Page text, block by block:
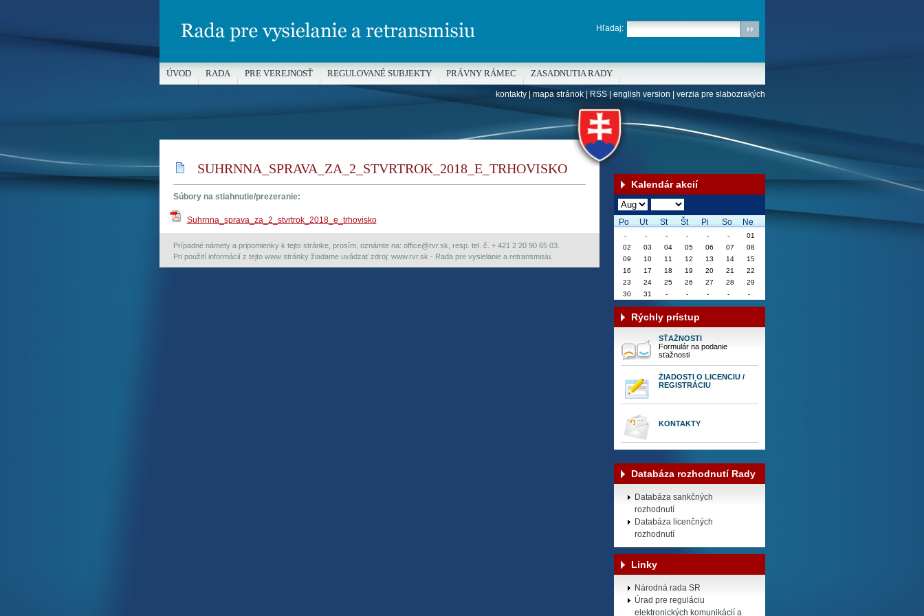
SUHRNNA_SPRAVA_ZA_2_STVRTROK_2018_E_TRHOVISKO
Súbory na stiahnutie/prezeranie:
Suhrnna_sprava_za_2_stvrtrok_2018_e_trhovisko
Prípadné námety a pripomienky k tejto stránke, prosím, oznámte na: office@rvr.sk, resp. tel. č. + 421 2 20 90 65 03.
Pri použití informácií z tejto www stránky žiadame uvádzať zdroj: www.rvr.sk - Rada pre vysielanie a retransmisiu.
Kalendár akcií
Po Ut St Št Pi So Ne
Rýchly prístup
SŤAŽNOSTI
Formulár na podanie
sťažnosti
ŽIADOSTI O LICENCIU /
REGISTRÁCIU
KONTAKTY
Databáza rozhodnutí Rady
Databáza sankčných
rozhodnutí
Databáza licenčných
rozhodnutí
Linky
Národná rada SR
Úrad pre reguláciu
elektronických komunikácií a
Hľadaj:
ÚVOD RADA PRE VEREJNOSŤ REGULOVANÉ SUBJEKTY PRÁVNY RÁMEC ZASADNUTIA RADY
kontakty| mapa stránok|RSS| english version verzia pre slabozrakých